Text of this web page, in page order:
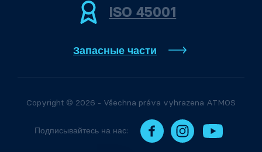
ISO 45001
Запасные части
Copyright © 2026 - Všechna práva vyhrazena ATMOS
Подписывайтесь на нас: